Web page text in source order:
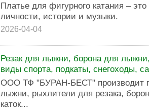
Платье для фигурного катания –
личности, истории и музыки.
2026-04-04
Резак для лыжни, борона для
виды спорта, подкаты, снегоходы,
ООО ТФ "БУРАН-БЕСТ" производит
лыжни, рыхлители для резака,
каток...